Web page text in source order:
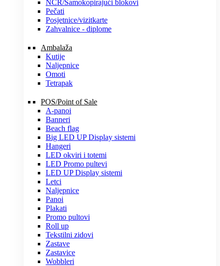
NCR/Samokopirajući blokovi
Pečati
Posjetnice/vizitkarte
Zahvalnice - diplome
Ambalaža
Kutije
Naljepnice
Omoti
Tetrapak
POS/Point of Sale
A-panoi
Banneri
Beach flag
Big LED UP Display sistemi
Hangeri
LED okviri i totemi
LED Promo pultevi
LED UP Display sistemi
Letci
Naljepnice
Panoi
Plakati
Promo pultovi
Roll up
Tekstilni zidovi
Zastave
Zastavice
Wobbleri